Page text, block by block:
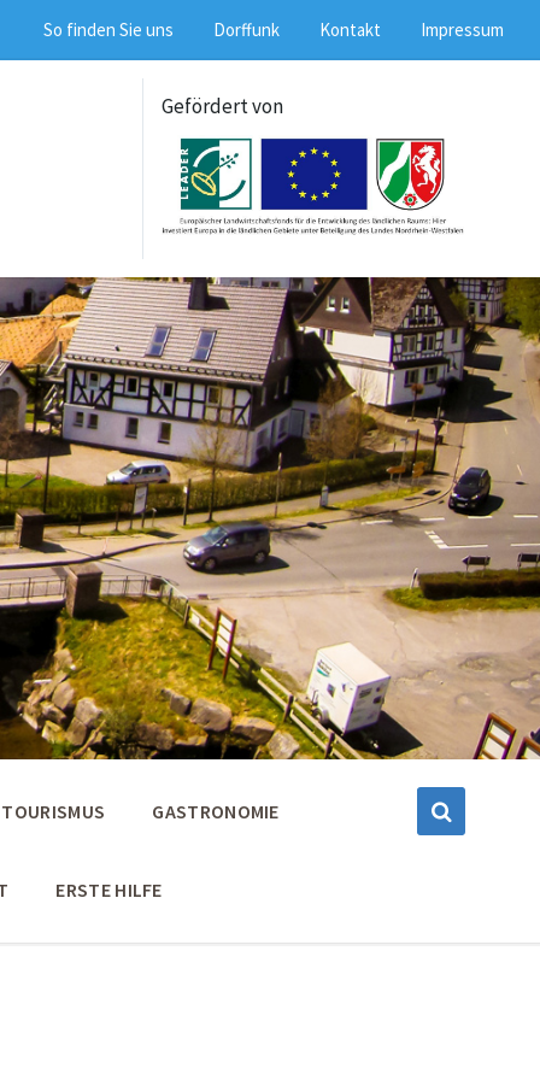
So finden Sie uns Dorffunk Kontakt Impressum
Gefördert von
TOURISMUS GASTRONOMIE
ERSTE HILFE